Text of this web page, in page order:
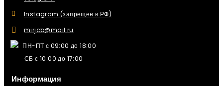
Instagram (запрещен в РФ)
mirjcb@mail.ru
ПН-ПТ с 09:00 до 18:00
СБ с 10:00 до 17:00
Информация